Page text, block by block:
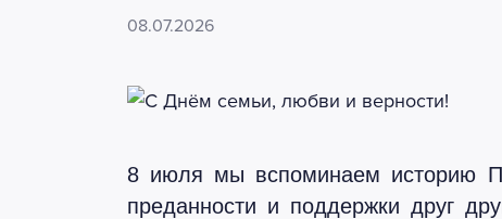
08.07.2026
8 июля мы вспоминаем историю
преданности и поддержки друг